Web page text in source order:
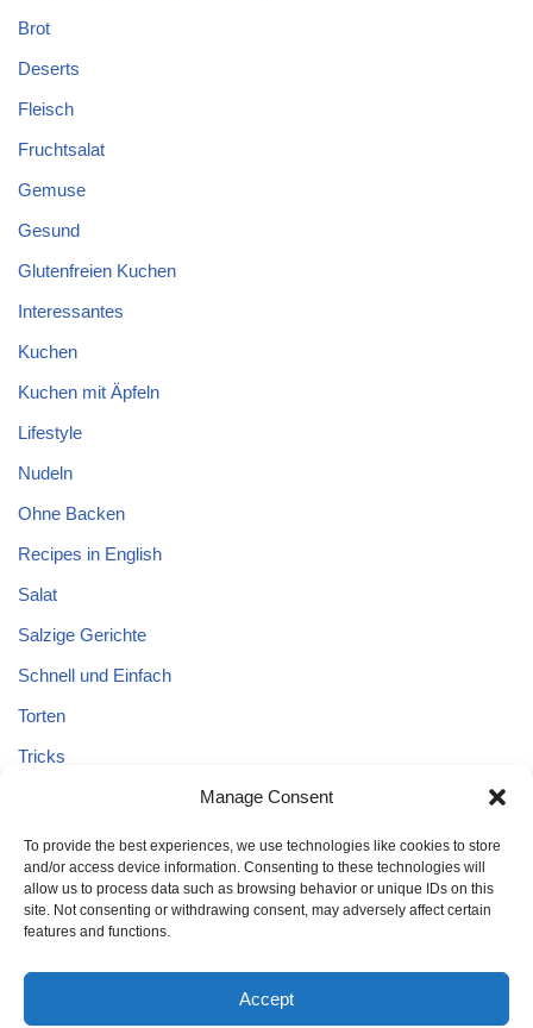
Manage Consent
To provide the best experiences, we use technologies like cookies to store
and/or access device information. Consenting to these technologies will
allow us to process data such as browsing behavior or unique IDs on this
site. Not consenting or withdrawing consent, may adversely affect certain
features and functions.
Accept
Brot
Deserts
Fleisch
Fruchtsalat
Gemuse
Gesund
Glutenfreien Kuchen
Interessantes
Kuchen
Kuchen mit Äpfeln
Lifestyle
Nudeln
Ohne Backen
Recipes in English
Salat
Salzige Gerichte
Schnell und Einfach
Torten
Tricks
Uncategorized
Vegane Kuchen